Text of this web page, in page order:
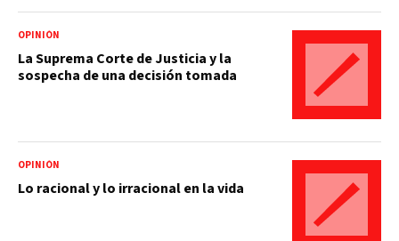
OPINIÓN
La Suprema Corte de Justicia y la
sospecha de una decisión tomada
OPINIÓN
Lo racional y lo irracional en la vida